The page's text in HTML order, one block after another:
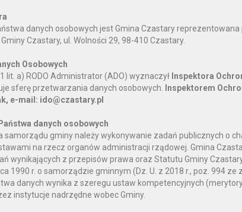
w Parcicach
431 34
Saturska
Lututów O/Czastary
9588 2000 0010
danych osobowych jest Gmina Czastary reprezentowana
Czastary, ul. Wolności 29, 98-410 Czastary.
Osobowych
lit. a) RODO Administrator (ADO) wyznaczył Inspektora
sferę przetwarzania danych osobowych.
Inspektorem
e-mail: ido@czastary.pl
danych osobowych
samorządu gminy należy wykonywanie zadań publicznych o
na rzecz organów administracji rządowej. Gmina
wynikających z przepisów prawa oraz Statutu Gminy
1990 r. o samorządzie gminnym (Dz. U. z 2018 r., poz. 994 ze
danych wynika z szeregu ustaw kompetencyjnych
instytucje nadrzędne wobec Gminy.